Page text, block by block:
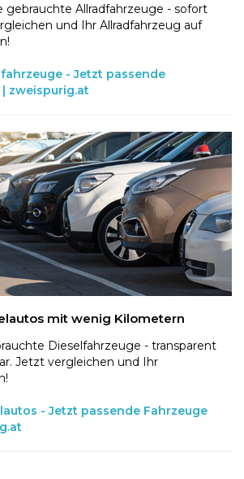
gebrauchte Allradfahrzeuge - sofort
und Ihr Allradfahrzeug auf
- Jetzt passende
zweispurig.at
mit wenig Kilometern
Dieselfahrzeuge - transparent
Jetzt vergleichen und Ihr
- Jetzt passende Fahrzeuge